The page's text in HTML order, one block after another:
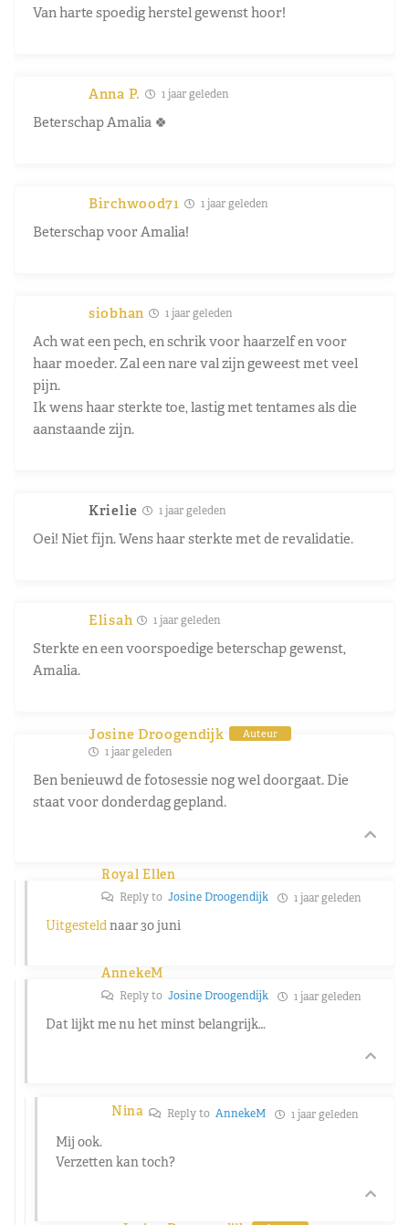
Van harte spoedig herstel gewenst hoor!
Anna P. 1 jaar geleden
Beterschap Amalia 🍀
Birchwood71 1 jaar geleden
Beterschap voor Amalia!
siobhan 1 jaar geleden
Ach wat een pech, en schrik voor haarzelf en voor
haar moeder. Zal een nare val zijn geweest met veel
pijn.
Ik wens haar sterkte toe, lastig met tentames als die
aanstaande zijn.
Krielie 1 jaar geleden
Oei! Niet fijn. Wens haar sterkte met de revalidatie.
Elisah 1 jaar geleden
Sterkte en een voorspoedige beterschap gewenst,
Amalia.
Josine Droogendijk Auteur
1 jaar geleden
Ben benieuwd de fotosessie nog wel doorgaat. Die
staat voor donderdag gepland.
Royal Ellen
Reply to Josine Droogendijk 1 jaar geleden
Uitgesteld naar 30 juni
AnnekeM
Reply to Josine Droogendijk 1 jaar geleden
Dat lijkt me nu het minst belangrijk…
Nina Reply to AnnekeM 1 jaar geleden
Mij ook.
Verzetten kan toch?